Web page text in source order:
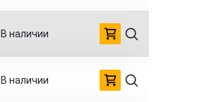
В наличии
В наличии